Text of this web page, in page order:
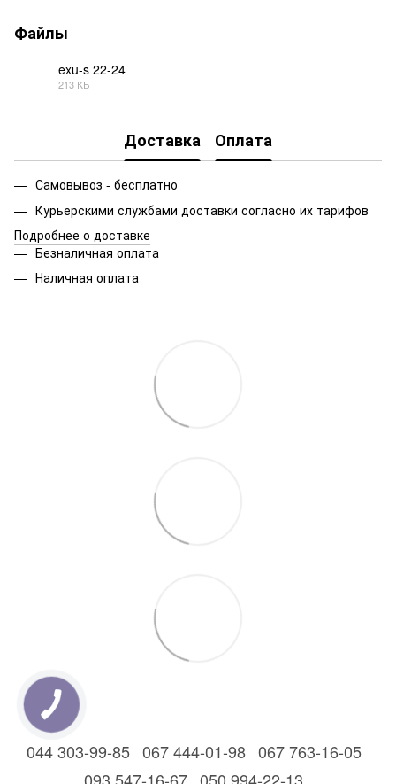
Файлы
exu-s 22-24
213 КБ
Доставка Оплата
Самовывоз - бесплатно
Курьерскими службами доставки согласно их тарифов
Подробнее о доставке
Безналичная оплата
Наличная оплата
044 303-99-85 067 444-01-98 067 763-16-05